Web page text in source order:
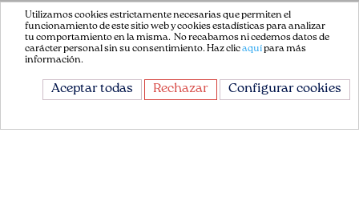
Aviso Legal
Términos y Condiciones
Política de Cookies
Contáctenos
Utilizamos cookies estrictamente necesarias que permiten el
funcionamiento de este sitio web y cookies estadísticas para analizar
tu comportamiento en la misma. No recabamos ni cedemos datos de
carácter personal sin su consentimiento. Haz clicaquípara más
información.
Aceptar todas Rechazar Configurar cookies